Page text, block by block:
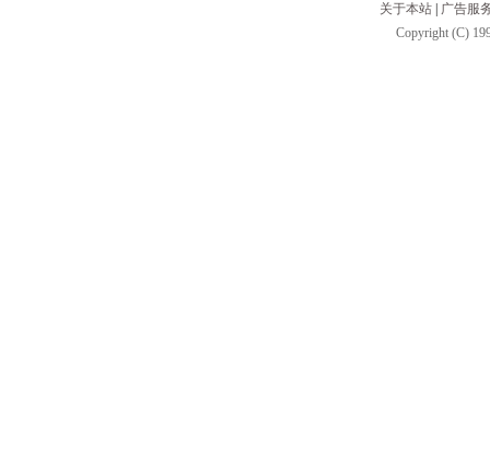
关于本站
广告服
Copyright (C)